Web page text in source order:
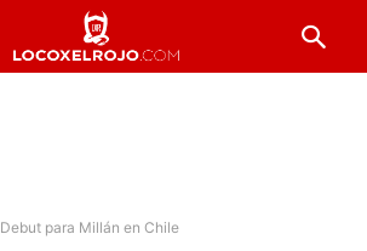
Debut para Millán en Chile